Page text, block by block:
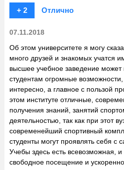
+ 2
Отлично
07.11.2018
Об этом университете я могу
много друзей и знакомых учатся
высшее учебное заведение может
студентам огромные
интересно, а главное с пользой
этом институте отличные,
получения знаний, занятий
деятельностью, так как при этот
современейший спортивный
студенты могут проявлять себя с
Учебы здесь есть всевозможная,
свободное посещение и